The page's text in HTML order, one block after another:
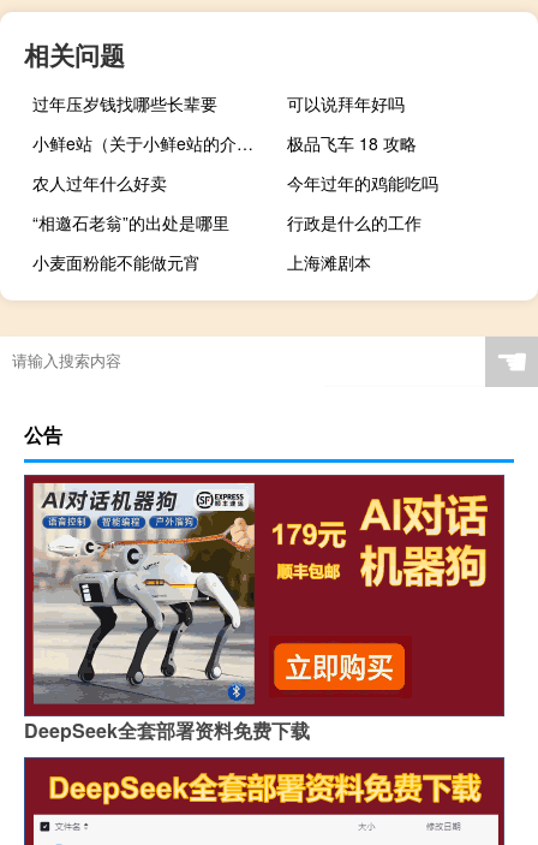
相关问题
过年压岁钱找哪些长辈要
可以说拜年好吗
小鲜e站（关于小鲜e站的介绍）
极品飞车 18 攻略
农人过年什么好卖
今年过年的鸡能吃吗
“相邀石老翁”的出处是哪里
行政是什么的工作
小麦面粉能不能做元宵
上海滩剧本
☚
公告
DeepSeek全套部署资料免费下载